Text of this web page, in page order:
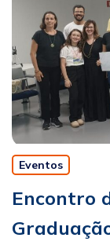
Eventos
Encontro